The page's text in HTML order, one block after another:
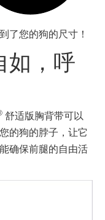
了您的狗的尺寸！
如，呼
舒适版胸背带可以
的狗的脖子，让它
确保前腿的自由活